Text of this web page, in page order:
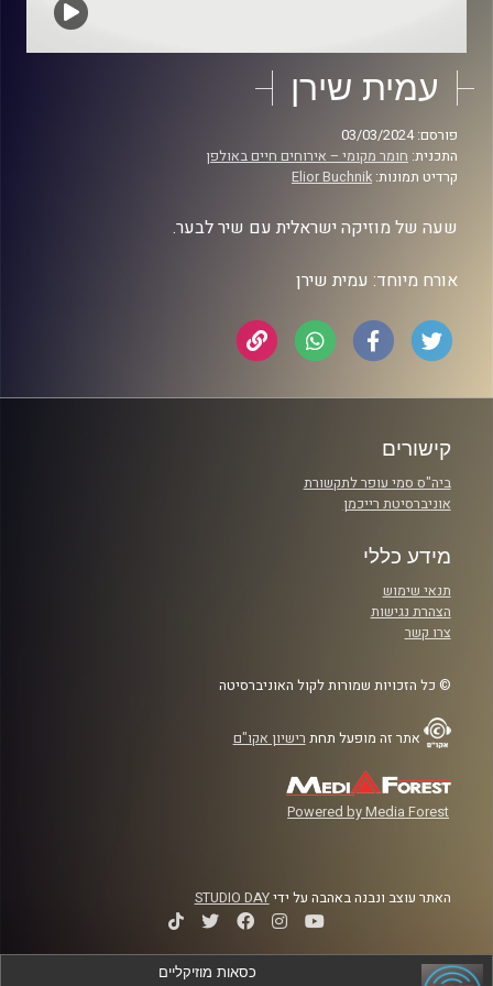
עמית שירן
פורסם: 03/03/2024
התכנית: חומר מקומי – אירוחים חיים באולפן
קרדיט תמונות: Elior Buchnik
שעה של מוזיקה ישראלית עם שיר לבער.
אורח מיוחד: עמית שירן
קישורים
ביה"ס סמי עופר לתקשורת
אוניברסיטת רייכמן
מידע כללי
תנאי שימוש
הצהרת נגישות
צרו קשר
© כל הזכויות שמורות לקול האוניברסיטה
אתר זה מופעל תחת רישיון אקו"ם
Powered by Media Forest
האתר עוצב ונבנה באהבה על ידיSTUDIO DAY
כסאות מוזיקליים